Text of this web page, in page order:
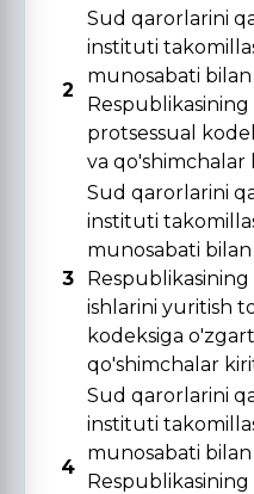
2
Sud qarorlarini
instituti
munosabati
protsessual
va qo'shimchalar
3
Sud qarorlarini
instituti
munosabati
ishlarini yuritish
kodeksiga
qo'shimchalar
4
Sud qarorlarini
instituti
munosabati